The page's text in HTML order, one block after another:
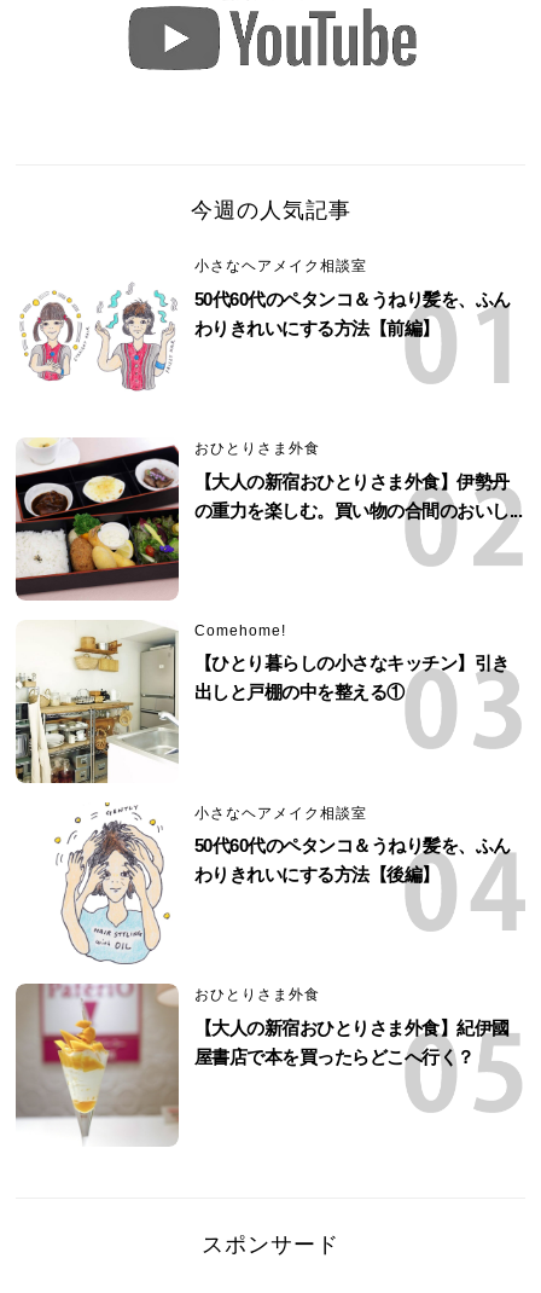
今週の人気記事
小さなヘアメイク相談室
50代60代のペタンコ＆うねり髪を、ふん
わりきれいにする方法【前編】
おひとりさま外食
【大人の新宿おひとりさま外食】伊勢丹
の重力を楽しむ。買い物の合間のおいし...
Comehome!
【ひとり暮らしの小さなキッチン】引き
出しと戸棚の中を整える①
小さなヘアメイク相談室
50代60代のペタンコ＆うねり髪を、ふん
わりきれいにする方法【後編】
おひとりさま外食
【大人の新宿おひとりさま外食】紀伊國
屋書店で本を買ったらどこへ行く？
スポンサード